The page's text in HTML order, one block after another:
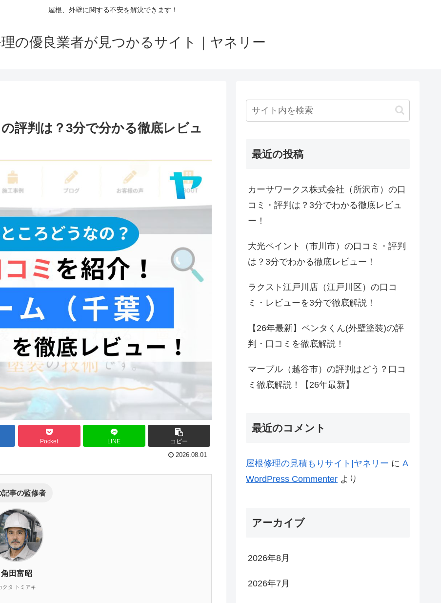
屋根、外壁に関する不安を解決できます！
の優良業者が見つかるサイト｜ヤネリー
評判は？3分で分かる徹底レビュ
Pocket LINE コピー
2026.08.01
記事の監修者
角田富昭
クタ トミアキ
最近の投稿
カーサワークス株式会社（所沢市）の口
コミ・評判は？3分でわかる徹底レビュ
ー！
大光ペイント（市川市）の口コミ・評判
は？3分でわかる徹底レビュー！
ラクスト江戸川店（江戸川区）の口コ
ミ・レビューを3分で徹底解説！
【26年最新】ペンタくん(外壁塗装)の評
判・口コミを徹底解説！
マーブル（越谷市）の評判はどう？口コ
ミ徹底解説！【26年最新】
最近のコメント
屋根修理の見積もりサイト|ヤネリー に A
WordPress Commenter より
アーカイブ
2026年8月
2026年7月